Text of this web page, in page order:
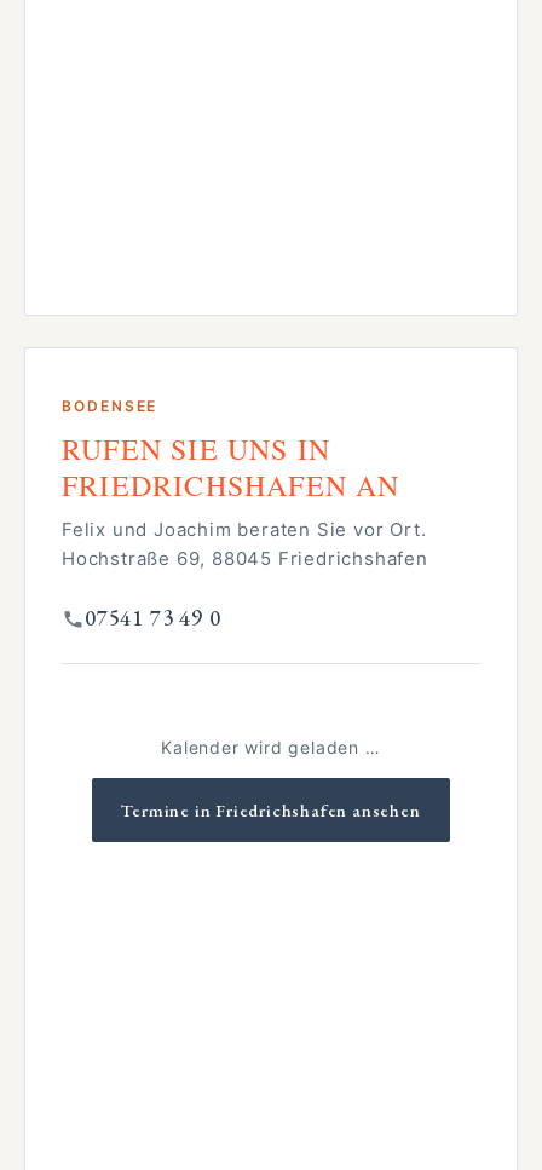
BODENSEE
RUFEN SIE UNS IN
FRIEDRICHSHAFEN AN
Felix und Joachim beraten Sie vor Ort.
Hochstraße 69, 88045 Friedrichshafen
07541 73 49 0
Kalender wird geladen …
Termine in Friedrichshafen ansehen